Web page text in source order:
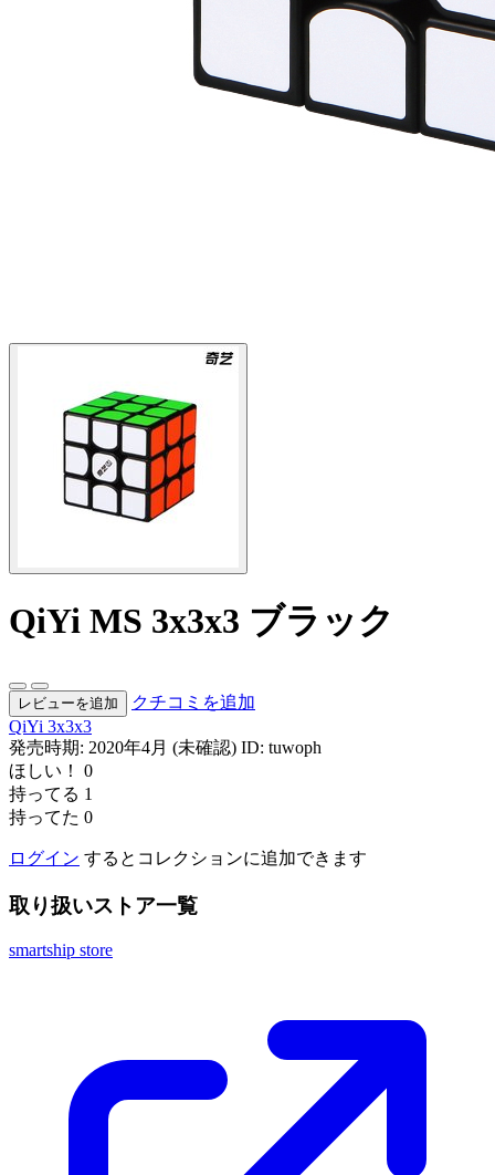
QiYi MS 3x3x3 ブラック
レビューを追加
クチコミを追加
QiYi 3x3x3
発売時期: 2020年4月 (未確認) ID: tuwoph
ほしい！
0
持ってる 1
持ってた 0
ログイン するとコレクションに追加できます
取り扱いストア一覧
smartship store